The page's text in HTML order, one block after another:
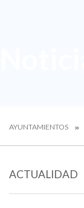
AYUNTAMIENTOS
ACTUALIDAD